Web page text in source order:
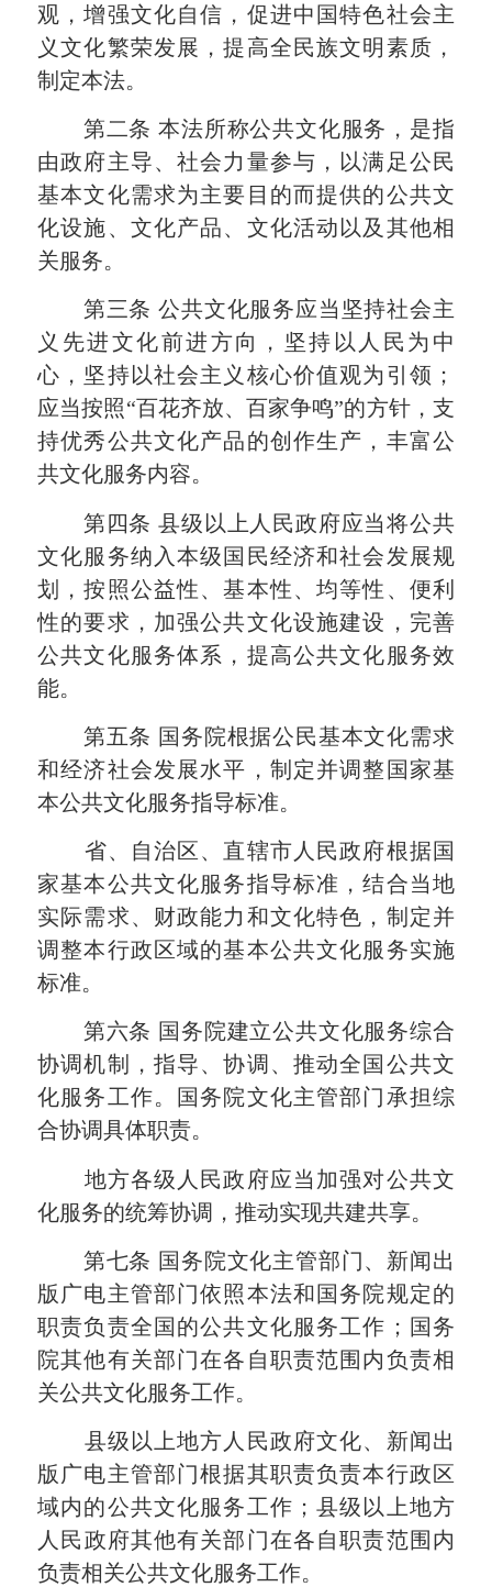
观，增强文化自信，促进中国特色社会主
义文化繁荣发展，提高全民族文明素质，
制定本法。
第二条 本法所称公共文化服务，是指
由政府主导、社会力量参与，以满足公民
基本文化需求为主要目的而提供的公共文
化设施、文化产品、文化活动以及其他相
关服务。
第三条 公共文化服务应当坚持社会主
义先进文化前进方向，坚持以人民为中
心，坚持以社会主义核心价值观为引领；
应当按照“百花齐放、百家争鸣”的方针，支
持优秀公共文化产品的创作生产，丰富公
共文化服务内容。
第四条 县级以上人民政府应当将公共
文化服务纳入本级国民经济和社会发展规
划，按照公益性、基本性、均等性、便利
性的要求，加强公共文化设施建设，完善
公共文化服务体系，提高公共文化服务效
能。
第五条 国务院根据公民基本文化需求
和经济社会发展水平，制定并调整国家基
本公共文化服务指导标准。
省、自治区、直辖市人民政府根据国
家基本公共文化服务指导标准，结合当地
实际需求、财政能力和文化特色，制定并
调整本行政区域的基本公共文化服务实施
标准。
第六条 国务院建立公共文化服务综合
协调机制，指导、协调、推动全国公共文
化服务工作。国务院文化主管部门承担综
合协调具体职责。
地方各级人民政府应当加强对公共文
化服务的统筹协调，推动实现共建共享。
第七条 国务院文化主管部门、新闻出
版广电主管部门依照本法和国务院规定的
职责负责全国的公共文化服务工作；国务
院其他有关部门在各自职责范围内负责相
关公共文化服务工作。
县级以上地方人民政府文化、新闻出
版广电主管部门根据其职责负责本行政区
域内的公共文化服务工作；县级以上地方
人民政府其他有关部门在各自职责范围内
负责相关公共文化服务工作。